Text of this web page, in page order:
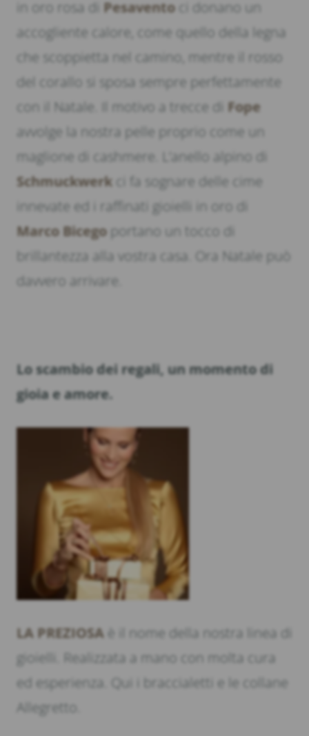
in oro rosa di Pesavento ci donano un
accogliente calore, come quello della legna
che scoppietta nel camino, mentre il rosso
del corallo si sposa sempre perfettamente
con il Natale. Il motivo a trecce di Fope
avvolge la nostra pelle proprio come un
maglione di cashmere. L’anello alpino di
Schmuckwerk ci fa sognare delle cime
innevate ed i raffinati gioielli in oro di
Marco Bicego portano un tocco di
brillantezza alla vostra casa. Ora Natale può
davvero arrivare.
Lo scambio dei regali, un momento di
gioia e amore.
LA PREZIOSA è il nome della nostra linea di
gioielli. Realizzata a mano con molta cura
ed esperienza. Qui i braccialetti e le collane
Allegretto.